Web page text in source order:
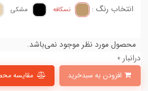
انتخاب رنگ : نسکافه مشکی
محصول مورد نظر موجود نمی‌باشد.
درانبار 0
مقایسه